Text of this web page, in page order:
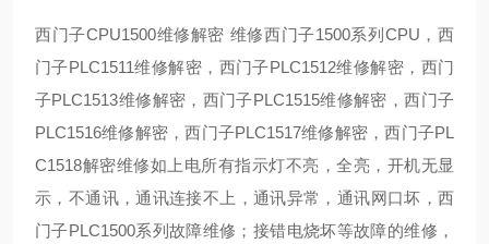
西门子CPU1500维修解密 维修西门子1500系列CPU，西
门子PLC1511维修解密，西门子PLC1512维修解密，西门
子PLC1513维修解密，西门子PLC1515维修解密，西门子
PLC1516维修解密，西门子PLC1517维修解密，西门子PL
C1518解密维修如上电所有指示灯不亮，全亮，开机无显
示，不通讯，通讯连接不上，通讯异常，通讯网口坏，西
门子PLC1500系列故障维修；接错电烧坏等故障的维修，